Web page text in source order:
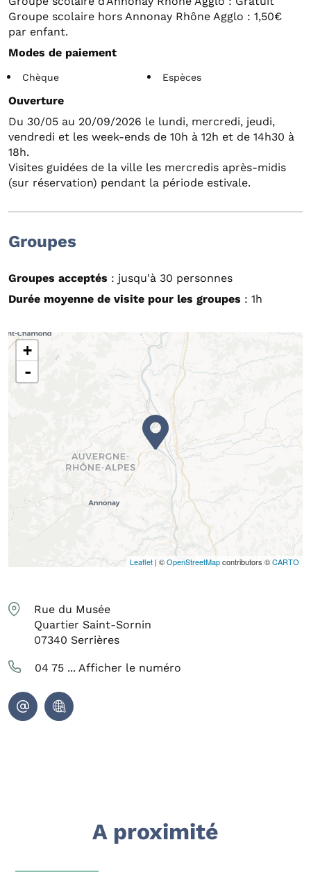
Groupe scolaire hors Annonay Rhône Agglo : 1,50€
par enfant.
Modes de paiement
Chèque Espèces
Ouverture
Du 30/05 au 20/09/2026 le lundi, mercredi, jeudi,
vendredi et les week-ends de 10h à 12h et de 14h30 à
18h.
Visites guidées de la ville les mercredis après-midis
(sur réservation) pendant la période estivale.
Groupes
Groupes acceptés : jusqu'à 30 personnes
Durée moyenne de visite pour les groupes : 1h
+
-
Leaflet | ©OpenStreetMapcontributors ©CARTO
Rue du Musée
Quartier Saint-Sornin
07340 Serrières
04 75 ... Afficher le numéro
A proximité